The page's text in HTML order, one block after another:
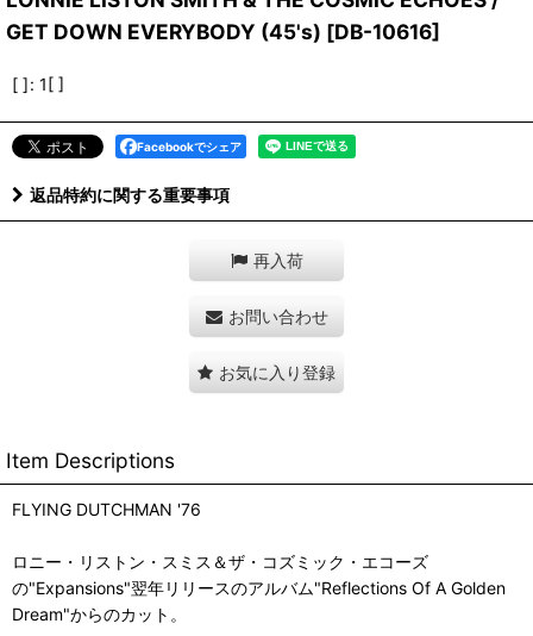
GET DOWN EVERYBODY (45's) [DB-10616]
[ ]: 1[ ]
Facebookでシェア
返品特約に関する重要事項
再入荷
お問い合わせ
お気に入り登録
Item Descriptions
FLYING DUTCHMAN '76
ロニー・リストン・スミス＆ザ・コズミック・エコーズ
の"Expansions"翌年リリースのアルバム"Reflections Of A Golden
Dream"からのカット。